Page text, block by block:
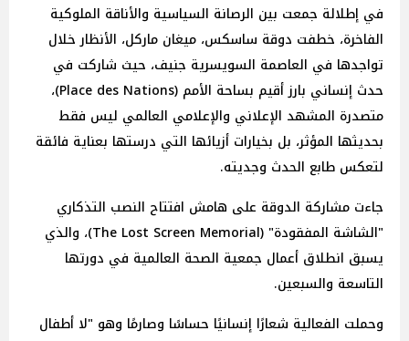
في إطلالة جمعت بين الرصانة السياسية والأناقة الملوكية
الفاخرة، خطفت دوقة ساسكس، ميغان ماركل، الأنظار خلال
تواجدها في العاصمة السويسرية جنيف، حيث شاركت في
حدث إنساني بارز أقيم بساحة الأمم (Place des Nations)،
متصدرة المشهد الإعلاني والإعلامي العالمي ليس فقط
بحديثها المؤثر، بل بخيارات أزيائها التي درستها بعناية فائقة
لتعكس طابع الحدث وجديته.
جاءت مشاركة الدوقة على هامش افتتاح النصب التذكاري
"الشاشة المفقودة" (The Lost Screen Memorial)، والذي
يسبق انطلاق أعمال جمعية الصحة العالمية في دورتها
التاسعة والسبعين.
وحملت الفعالية شعارًا إنسانيًا حساسًا وصارمًا وهو "لا أطفال